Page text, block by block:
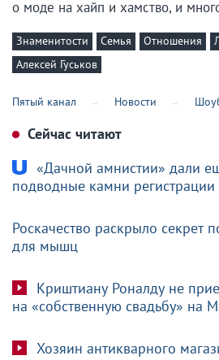
о моде на хайп и хамство, и
Знаменитости Семья Отношения
Алексей Гуськов
Пятый канал Новости
Сейчас читают
«Дачной амнистии» дали
подводные камни регистрации
Роскачество раскрыло секрет
для мышц
Криштиану Роналду не
на «собственную свадьбу» на
Хозяин антикварного